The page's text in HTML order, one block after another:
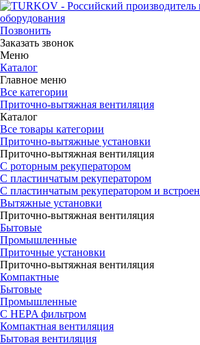
Позвонить
Заказать звонок
Меню
Каталог
Главное меню
Все категории
Приточно-вытяжная вентиляция
Каталог
Все товары категории
Приточно-вытяжные установки
Приточно-вытяжная вентиляция
С роторным рекуператором
С пластинчатым рекуператором
С пластинчатым рекуператором и
Вытяжные установки
Приточно-вытяжная вентиляция
Бытовые
Промышленные
Приточные установки
Приточно-вытяжная вентиляция
Компактные
Бытовые
Промышленные
С HEPA фильтром
Компактная вентиляция
Бытовая вентиляция